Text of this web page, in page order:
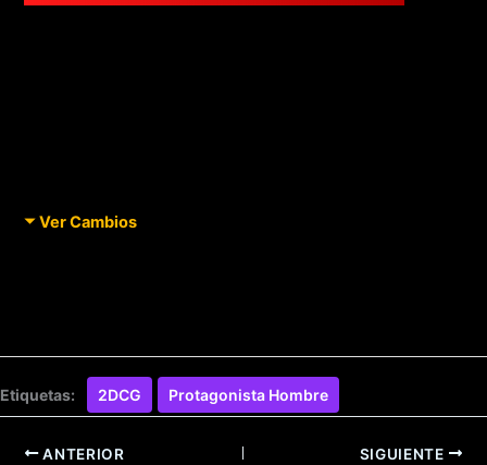
Ver Cambios
Etiquetas: 2DCG Protagonista Hombre
ANTERIOR SIGUIENTE